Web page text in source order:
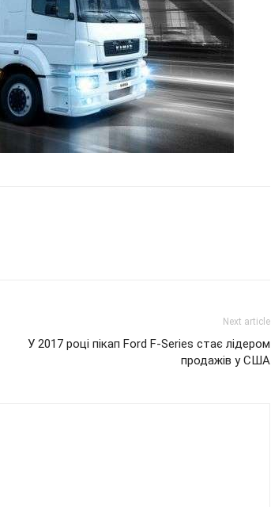
Next article
У 2017 році пікап Ford F-Series стає лідером
продажів у США